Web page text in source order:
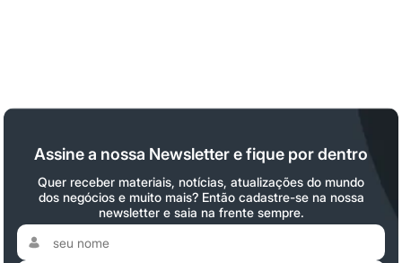
Assine a nossa Newsletter e fique por dentro
Quer receber materiais, notícias, atualizações do mundo
dos negócios e muito mais? Então cadastre-se na nossa
newsletter e saia na frente sempre.